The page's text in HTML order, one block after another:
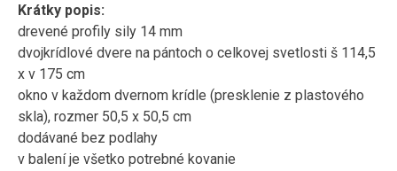
Krátky popis:
drevené profily sily 14 mm
dvojkrídlové dvere na pántoch o celkovej svetlosti š 114,5
x v 175 cm
okno v každom dvernom krídle (presklenie z plastového
skla), rozmer 50,5 x 50,5 cm
dodávané bez podlahy
v balení je všetko potrebné kovanie